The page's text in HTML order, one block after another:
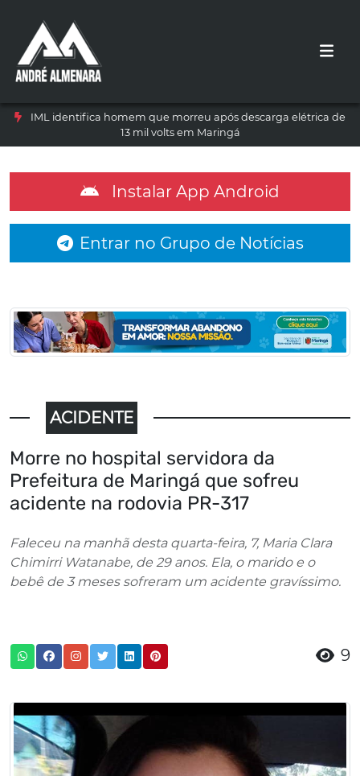
IML identifica homem que morreu após descarga elétrica de
13 mil volts em Maringá
Instalar App Android
Entrar no Grupo de Notícias
ACIDENTE
Morre no hospital servidora da
Prefeitura de Maringá que sofreu
acidente na rodovia PR-317
Faleceu na manhã desta quarta-feira, 7, Maria Clara
Chimirri Watanabe, de 29 anos. Ela, o marido e o
bebê de 3 meses sofreram um acidente gravíssimo.
9